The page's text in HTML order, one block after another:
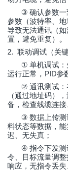
③ 确认参数一
参数（波特率、
导致无法通讯（
置，避免重复）。
2. 联动调试（关
① 单机调试
运行正常， PID参
② 通讯测试：
（通过地址码）
备，检查线缆连接
③ 数据上传
料状态等数据，
迟、无失真；
④ 指令下发测
令、目标流量调整
响应，无指令丢失